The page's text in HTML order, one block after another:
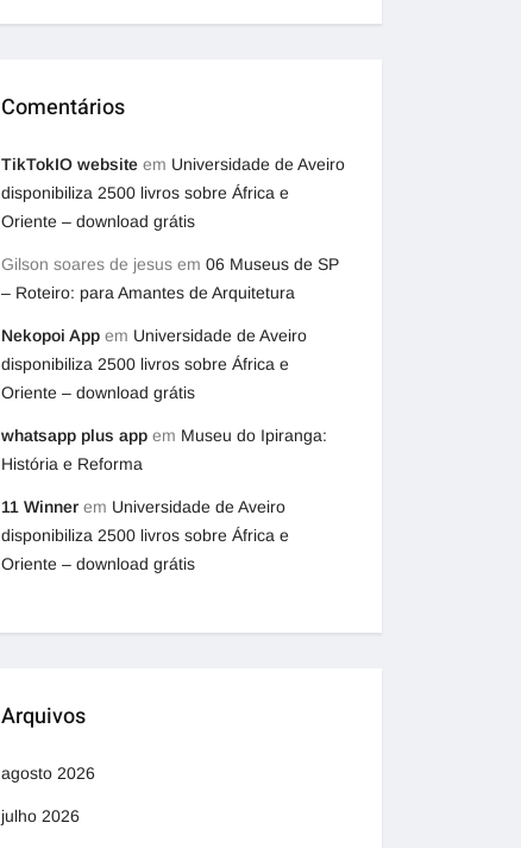
Comentários
TikTokIO website em Universidade de Aveiro
disponibiliza 2500 livros sobre África e
Oriente – download grátis
Gilson soares de jesus em 06 Museus de SP
– Roteiro: para Amantes de Arquitetura
Nekopoi App em Universidade de Aveiro
disponibiliza 2500 livros sobre África e
Oriente – download grátis
whatsapp plus app em Museu do Ipiranga:
História e Reforma
11 Winner em Universidade de Aveiro
disponibiliza 2500 livros sobre África e
Oriente – download grátis
Arquivos
agosto 2026
julho 2026